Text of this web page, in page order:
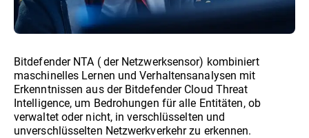
Bitdefender NTA ( der Netzwerksensor) kombiniert
maschinelles Lernen und Verhaltensanalysen mit
Erkenntnissen aus der Bitdefender Cloud Threat
Intelligence, um Bedrohungen für alle Entitäten, ob
verwaltet oder nicht, in verschlüsselten und
unverschlüsselten Netzwerkverkehr zu erkennen.